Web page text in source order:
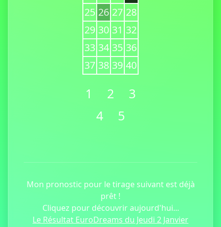
25 26 27 28
29 30 31 32
33 34 35 36
37 38 39 40
1 2
3
4
5
Mon pronostic pour le tirage suivant est déjà
prêt !
Cliquez pour découvrir aujourd'hui...
Le Résultat EuroDreams du Jeudi 2 Janvier